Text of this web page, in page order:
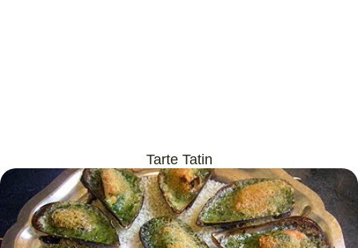
Tarte Tatin